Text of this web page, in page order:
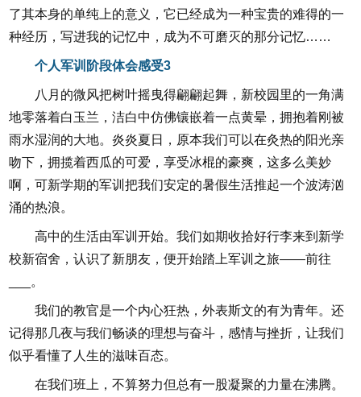
了其本身的单纯上的意义，它已经成为一种宝贵的难得的一
种经历，写进我的记忆中，成为不可磨灭的那分记忆……
个人军训阶段体会感受3
八月的微风把树叶摇曳得翩翩起舞，新校园里的一角满
地零落着白玉兰，洁白中仿佛镶嵌着一点黄晕，拥抱着刚被
雨水湿润的大地。炎炎夏日，原本我们可以在灸热的阳光亲
吻下，拥揽着西瓜的可爱，享受冰棍的豪爽，这多么美妙
啊，可新学期的军训把我们安定的暑假生活推起一个波涛汹
涌的热浪。
高中的生活由军训开始。我们如期收拾好行李来到新学
校新宿舍，认识了新朋友，便开始踏上军训之旅——前往
___。
我们的教官是一个内心狂热，外表斯文的有为青年。还
记得那几夜与我们畅谈的理想与奋斗，感情与挫折，让我们
似乎看懂了人生的滋味百态。
在我们班上，不算努力但总有一股凝聚的力量在沸腾。